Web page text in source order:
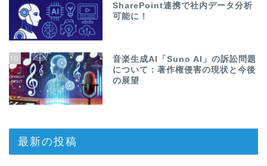
SharePoint連携で社内データ分析
可能に！
10
音楽生成AI「Suno AI」の訴訟問題
について：著作権侵害の現状と今後
の展望
最新の投稿